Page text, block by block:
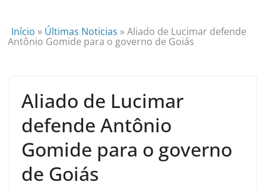
Início » Últimas Noticias »Aliado de Lucimar defende
Antônio Gomide para o governo de Goiás
Aliado de Lucimar
defende Antônio
Gomide para o governo
de Goiás